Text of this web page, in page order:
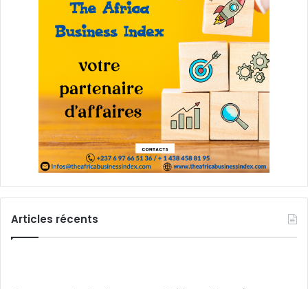
Articles récents